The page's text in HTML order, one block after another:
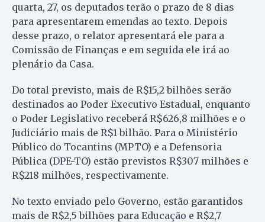
quarta, 27, os deputados terão o prazo de 8 dias
para apresentarem emendas ao texto. Depois
desse prazo, o relator apresentará ele para a
Comissão de Finanças e em seguida ele irá ao
plenário da Casa.
Do total previsto, mais de R$15,2 bilhões serão
destinados ao Poder Executivo Estadual, enquanto
o Poder Legislativo receberá R$626,8 milhões e o
Judiciário mais de R$1 bilhão. Para o Ministério
Público do Tocantins (MPTO) e a Defensoria
Pública (DPE-TO) estão previstos R$307 milhões e
R$218 milhões, respectivamente.
No texto enviado pelo Governo, estão garantidos
mais de R$2,5 bilhões para Educação e R$2,7